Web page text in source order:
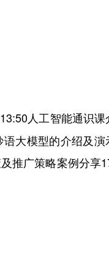
人工智能通识课
大模型的介绍及演
推广策略案例分享